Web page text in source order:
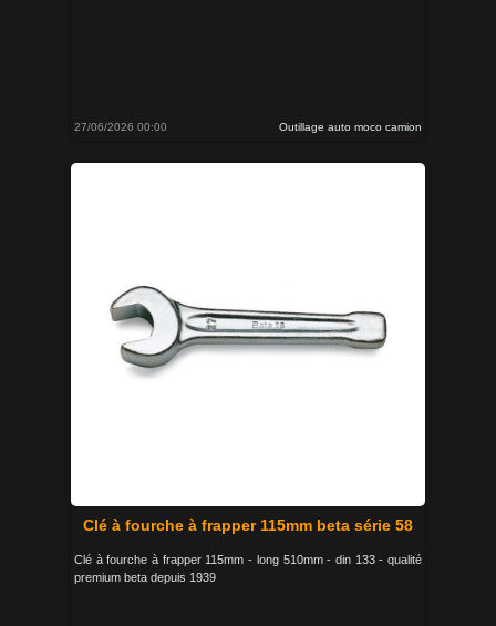
27/06/2026 00:00 Outillage auto moco camion
Clé à fourche à frapper 115mm beta série 58
Clé à fourche à frapper 115mm - long 510mm - din 133 - qualité
premium beta depuis 1939